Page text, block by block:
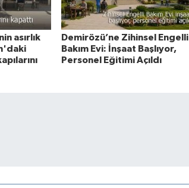
asırlık
Demirözü’ne Zihinsel Engelli
Bakım Evi: İnşaat Başlıyor,
Personel Eğitimi Açıldı